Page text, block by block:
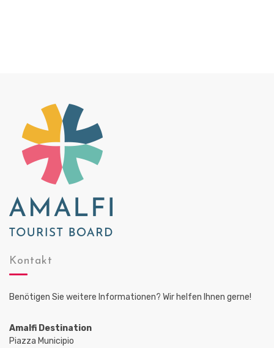
Kontakt
Benötigen Sie weitere Informationen? Wir helfen Ihnen gerne!
Amalfi Destination
Piazza Municipio